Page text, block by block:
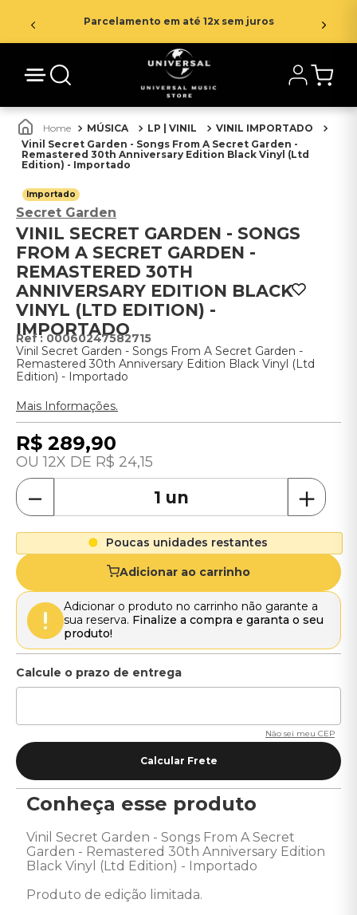
Parcelamento em até 12x sem juros
MÚSICA LP | VINIL
VINIL IMPORTADO
Vinil Secret Garden - Songs From A Secret Garden -
Remastered 30th Anniversary Edition Black Vinyl (Ltd
Edition) - Importado
Importado
Secret Garden
VINIL SECRET GARDEN - SONGS
FROM A SECRET GARDEN -
REMASTERED 30TH
ANNIVERSARY EDITION BLACK
VINYL (LTD EDITION) -
IMPORTADO
: 00060247582715
Vinil Secret Garden - Songs From A Secret Garden -
Remastered 30th Anniversary Edition Black Vinyl (Ltd
Edition) - Importado
Mais Informações.
R$ 289,90
12 R$ 24,15
＋
－
Poucas unidades restantes
Adicionar ao carrinho
Adicionar o produto no carrinho não garante a
sua reserva. Finalize a compra e garanta o seu
produto!
Não sei meu CEP
Conheça esse produto
Vinil Secret Garden - Songs From A Secret
Garden - Remastered 30th Anniversary Edition
Black Vinyl (Ltd Edition) - Importado
Produto de edição limitada.